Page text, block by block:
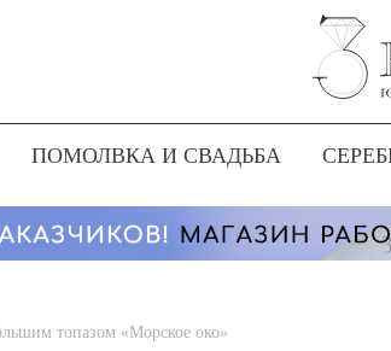
ПОМОЛВКА И СВАДЬБА
топазом «Морское око»